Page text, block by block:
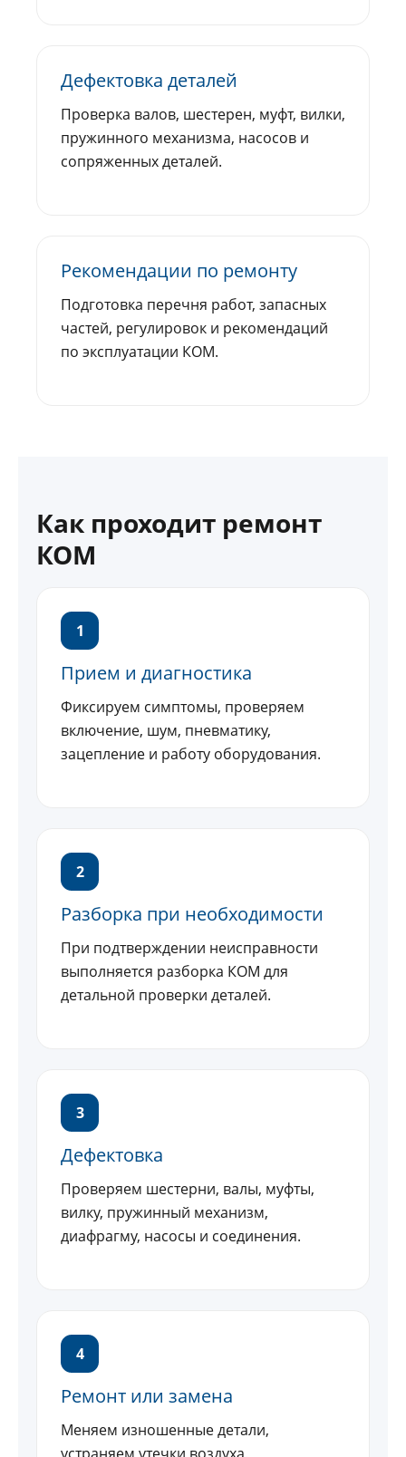
Дефектовка деталей
Проверка валов, шестерен, муфт, вилки,
пружинного механизма, насосов и
сопряженных деталей.
Рекомендации по ремонту
Подготовка перечня работ, запасных
частей, регулировок и рекомендаций
по эксплуатации КОМ.
Как проходит ремонт
КОМ
1
Прием и диагностика
Фиксируем симптомы, проверяем
включение, шум, пневматику,
зацепление и работу оборудования.
2
Разборка при необходимости
При подтверждении неисправности
выполняется разборка КОМ для
детальной проверки деталей.
3
Дефектовка
Проверяем шестерни, валы, муфты,
вилку, пружинный механизм,
диафрагму, насосы и соединения.
4
Ремонт или замена
Меняем изношенные детали,